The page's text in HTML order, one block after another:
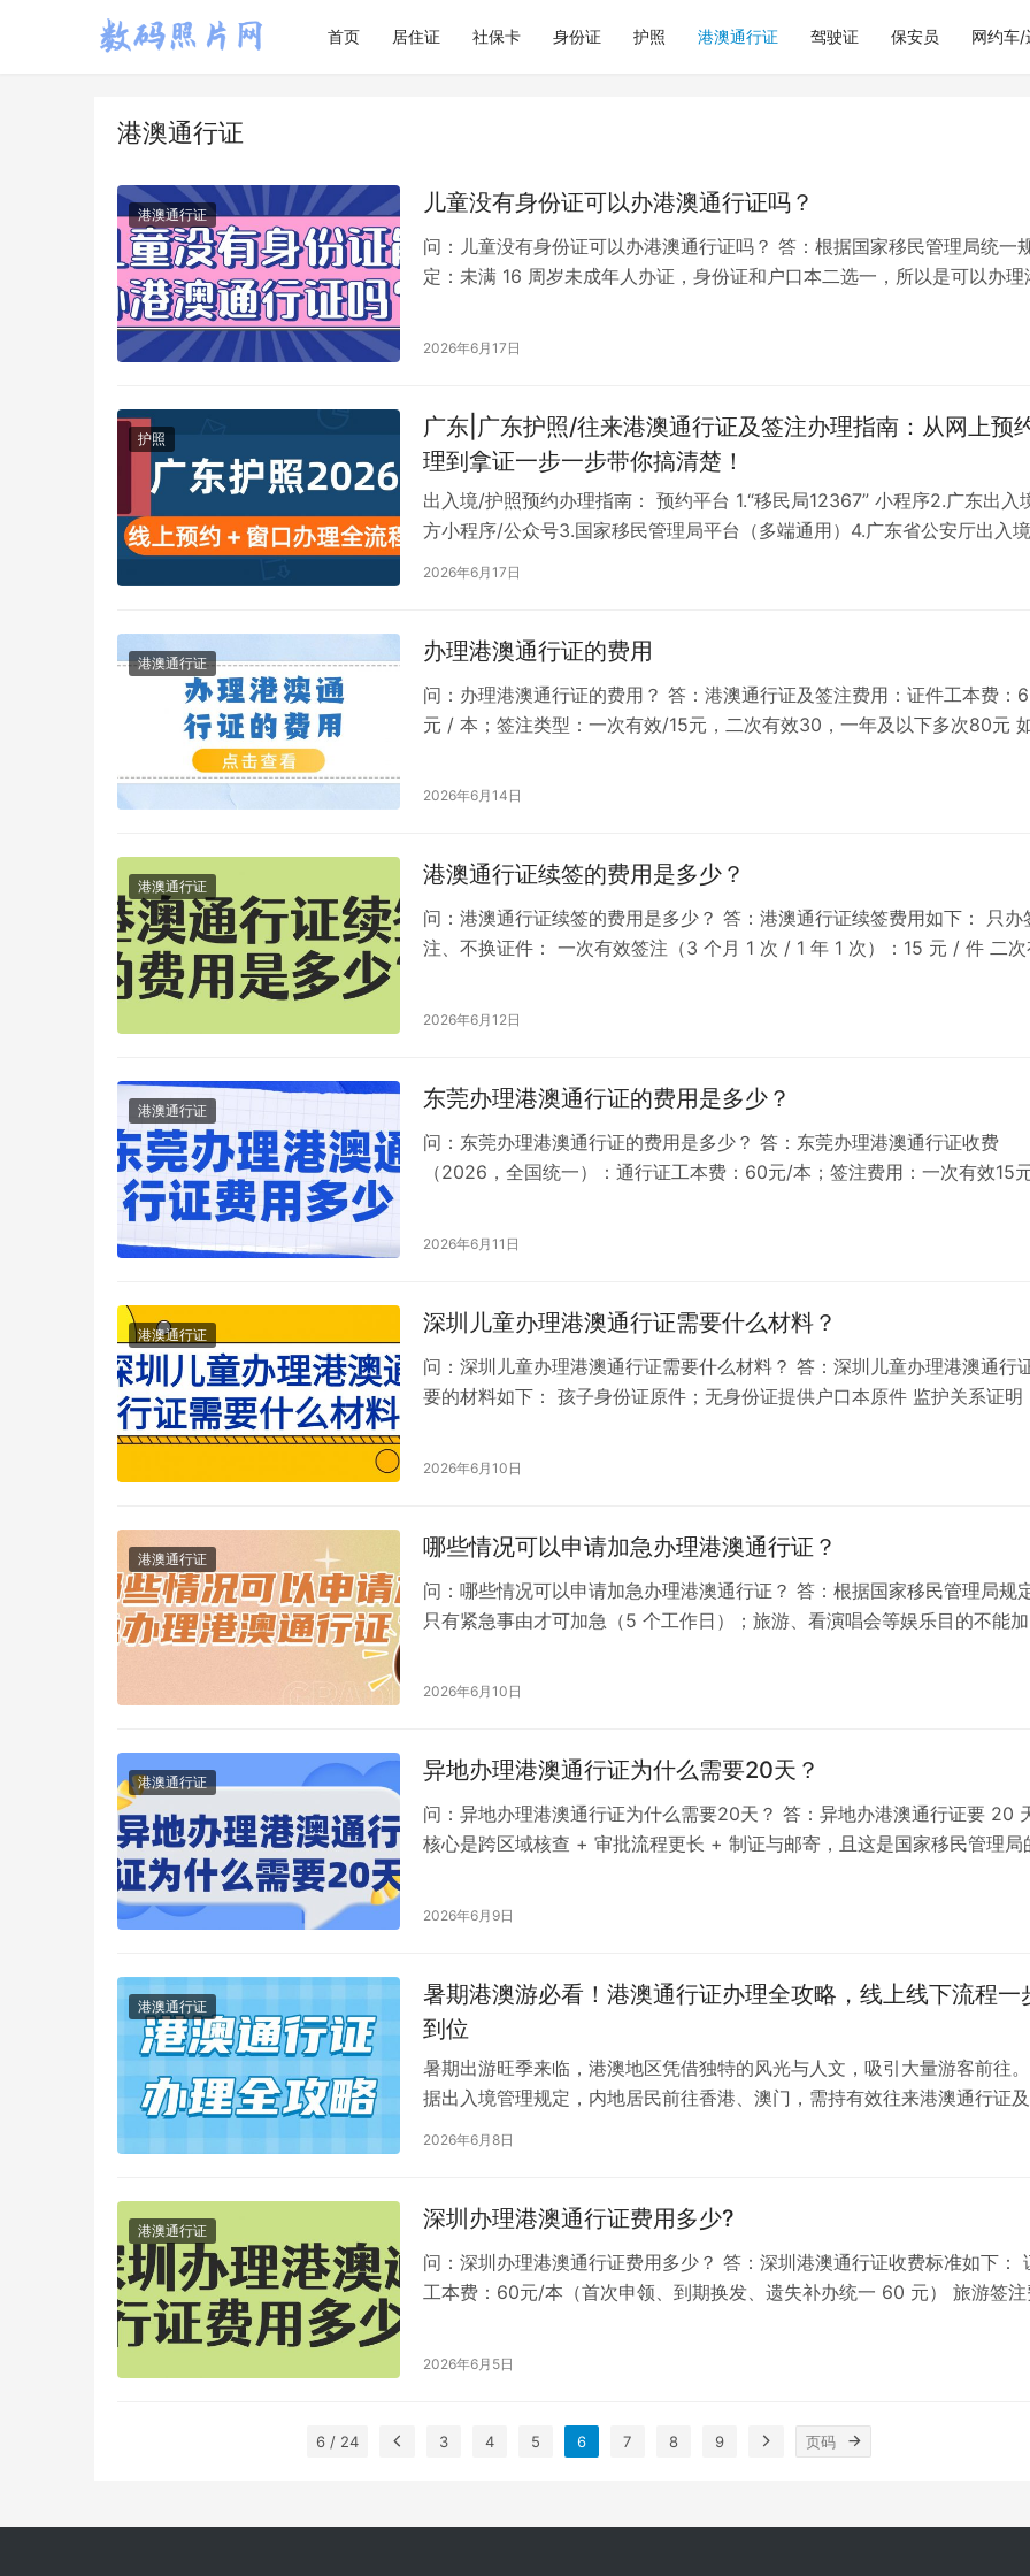
首页 居住证 社保卡 身份证 护照 港澳通行证 驾驶证 保安员 网约车/
港澳通行证
港澳通行证 儿童没有身份证可以办港澳通行证吗？
问：儿童没有身份证可以办港澳通行证吗？ 答：根据国家移民管理局统一
定：未满 16 周岁未成年人办证，身份证和户口本二选一，所以是可以办理
2026年6月17日
护照
广东|广东护照/往来港澳通行证及签注办理指南：从网上预
理到拿证一步一步带你搞清楚！
出入境/护照预约办理指南： 预约平台 1.“移民局12367” 小程序2.广东出入
方小程序/公众号3.国家移民管理局平台（多端通用）4.广东省公安厅出入
2026年6月17日
港澳通行证 办理港澳通行证的费用
问：办理港澳通行证的费用？ 答：港澳通行证及签注费用：证件工本费：
元 / 本；签注类型：一次有效/15元，二次有效30，一年及以下多次80元
2026年6月14日
港澳通行证 港澳通行证续签的费用是多少？
问：港澳通行证续签的费用是多少？ 答：港澳通行证续签费用如下： 只办
注、不换证件： 一次有效签注（3 个月 1 次 / 1 年 1 次）：15 元 / 件 二
2026年6月12日
港澳通行证 东莞办理港澳通行证的费用是多少？
问：东莞办理港澳通行证的费用是多少？ 答：东莞办理港澳通行证收费
（2026，全国统一）：通行证工本费：60元/本；签注费用：一次有效15
2026年6月11日
港澳通行证 深圳儿童办理港澳通行证需要什么材料？
问：深圳儿童办理港澳通行证需要什么材料？ 答：深圳儿童办理港澳通行
要的材料如下： 孩子身份证原件；无身份证提供户口本原件 监护关系证明
2026年6月10日
港澳通行证 哪些情况可以申请加急办理港澳通行证？
问：哪些情况可以申请加急办理港澳通行证？ 答：根据国家移民管理局规
只有紧急事由才可加急（5 个工作日）；旅游、看演唱会等娱乐目的不能加
2026年6月10日
港澳通行证 异地办理港澳通行证为什么需要20天？
问：异地办理港澳通行证为什么需要20天？ 答：异地办港澳通行证要 20
核心是跨区域核查 + 审批流程更长 + 制证与邮寄，且这是国家移民管理局
2026年6月9日
港澳通行证
暑期港澳游必看！港澳通行证办理全攻略，线上线下流程一
到位
暑期出游旺季来临，港澳地区凭借独特的风光与人文，吸引大量游客前往
据出入境管理规定，内地居民前往香港、澳门，需持有效往来港澳通行证及
应签注。本文结合最新办理规则，为大家梳理首次...
2026年6月8日
港澳通行证 深圳办理港澳通行证费用多少?
问：深圳办理港澳通行证费用多少？ 答：深圳港澳通行证收费标准如下：
工本费：60元/本（首次申领、到期换发、遗失补办统一 60 元） 旅游签
2026年6月5日
6 / 24 3 4 5 6 7 8 9